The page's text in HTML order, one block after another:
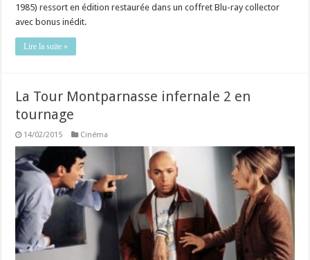
1985) ressort en édition restaurée dans un coffret Blu-ray collector
avec bonus inédit.
Lire la suite »
La Tour Montparnasse infernale 2 en
tournage
14/02/2015 Cinéma